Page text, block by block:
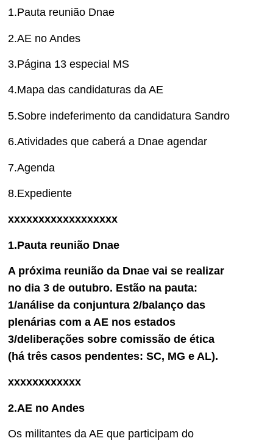
1.Pauta reunião Dnae
2.AE no Andes
3.Página 13 especial MS
4.Mapa das candidaturas da AE
5.Sobre indeferimento da candidatura Sandro
6.Atividades que caberá a Dnae agendar
7.Agenda
8.Expediente
xxxxxxxxxxxxxxxxxx
1.Pauta reunião Dnae
A próxima reunião da Dnae vai se realizar
no dia 3 de outubro. Estão na pauta:
1/análise da conjuntura 2/balanço das
plenárias com a AE nos estados
3/deliberações sobre comissão de ética
(há três casos pendentes: SC, MG e AL).
xxxxxxxxxxxx
2.AE no Andes
Os militantes da AE que participam do